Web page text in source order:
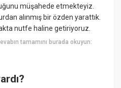
müşahede etmekteyiz.
alınmış bir özden yarattık.
nutfe haline getiriyoruz.
tamamını burada okuyun: